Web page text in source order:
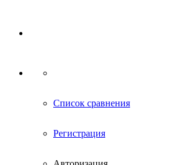
Список сравнения
Регистрация